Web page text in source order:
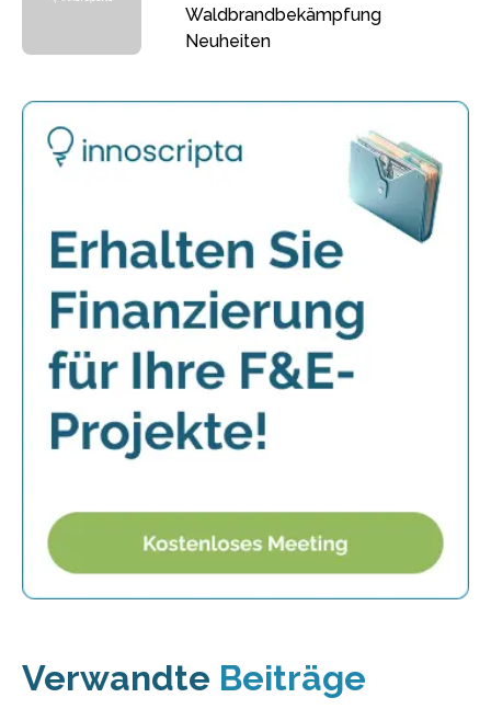
Waldbrandbekämpfung
Neuheiten
Verwandte Beiträge